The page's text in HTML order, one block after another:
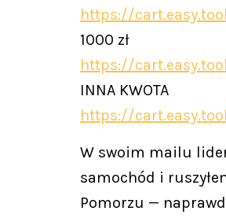
https://
1000 zł
https://
INNA KWOTA
https://
W swoim mailu lider
samochód i
Pomorzu —